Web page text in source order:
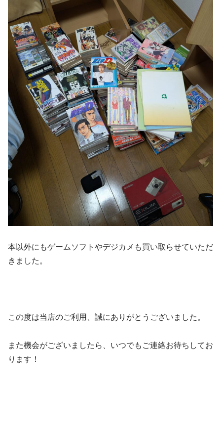
本以外にもゲームソフトやデジカメも買い取らせていただ
きました。
この度は当店のご利用、誠にありがとうございました。
また機会がございましたら、いつでもご連絡お待ちしてお
ります！